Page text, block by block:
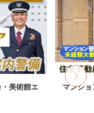
美術館エ
マンシ